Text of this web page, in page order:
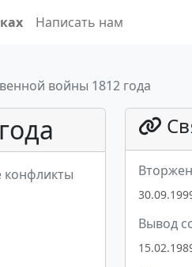
Написать нам
войны 1812 года
Вывод